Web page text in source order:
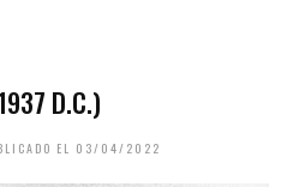
D.C.)
EL 03/04/2022